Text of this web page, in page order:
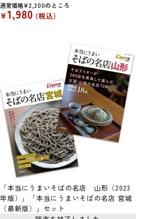
通常価格¥2,200のところ
¥1,980 税込
「本当にうまいそばの名店 山形（2023
年版）」「本当にうまいそばの名店 宮城
（最新版）」セット